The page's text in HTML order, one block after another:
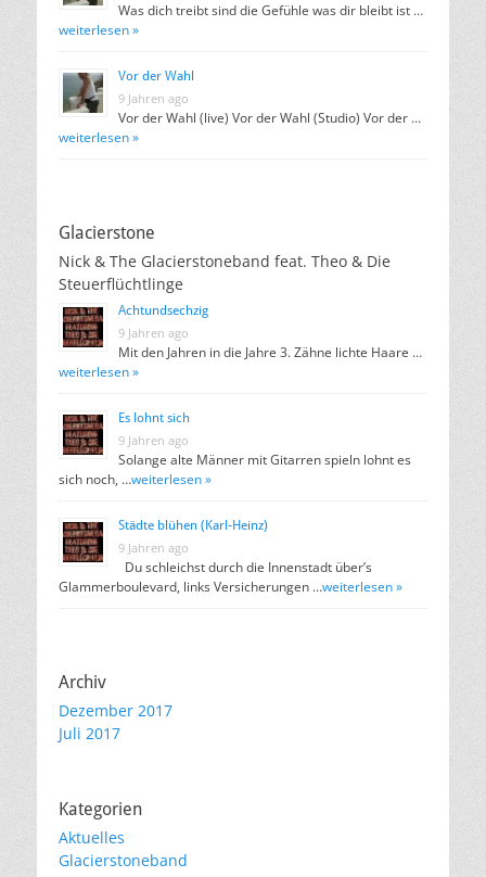
Was dich treibt sind die Gefühle was dir bleibt ist …
weiterlesen »
Vor der Wahl
9 Jahren ago
Vor der Wahl (live) Vor der Wahl (Studio) Vor der …
weiterlesen »
Glacierstone
Nick & The Glacierstoneband feat. Theo & Die
Steuerflüchtlinge
Achtundsechzig
9 Jahren ago
Mit den Jahren in die Jahre 3. Zähne lichte Haare …
weiterlesen »
Es lohnt sich
9 Jahren ago
Solange alte Männer mit Gitarren spieln lohnt es
sich noch, …weiterlesen »
Städte blühen (Karl-Heinz)
9 Jahren ago
Du schleichst durch die Innenstadt über’s
Glammerboulevard, links Versicherungen …weiterlesen »
Archiv
Dezember 2017
Juli 2017
Kategorien
Aktuelles
Glacierstoneband